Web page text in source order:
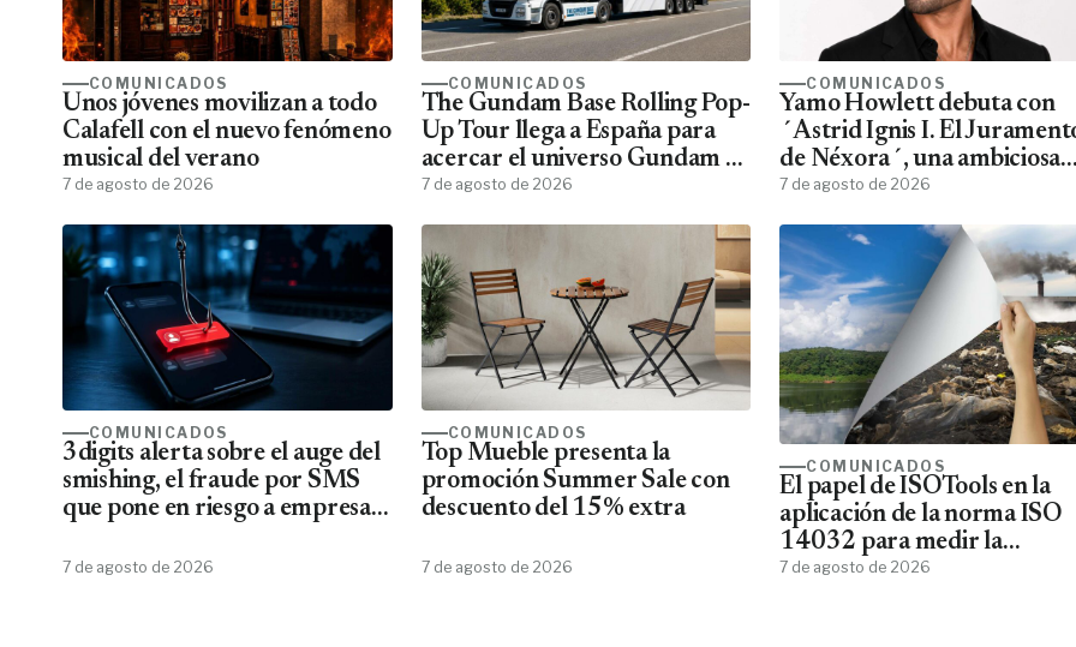
COMUNICADOS
Unos jóvenes movilizan a todo
Calafell con el nuevo fenómeno
musical del verano
7 de agosto de 2026
COMUNICADOS
The Gundam Base Rolling Pop-
Up Tour llega a España para
acercar el universo Gundam a
todos los fans
7 de agosto de 2026
COMUNICADOS
Yamo Howlett debuta con
´Astrid Ignis I. El
de Néxora´, una ambiciosa
saga de fantasía y ciencia
7 de agosto de 2026
COMUNICADOS
3digits alerta sobre el auge del
smishing, el fraude por SMS
que pone en riesgo a empresas
7 de agosto de 2026
COMUNICADOS
Top Mueble presenta la
promoción Summer Sale con
descuento del 15% extra
7 de agosto de 2026
COMUNICADOS
El papel de ISOTools en la
aplicación de la norma ISO
14032 para medir la
sostenibilidad empresarial
7 de agosto de 2026